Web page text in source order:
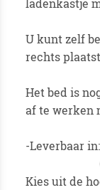
ladenkastje
U kunt zelf
rechts
Het bed is
af te werken
-Leverbaar in:
Kies uit de